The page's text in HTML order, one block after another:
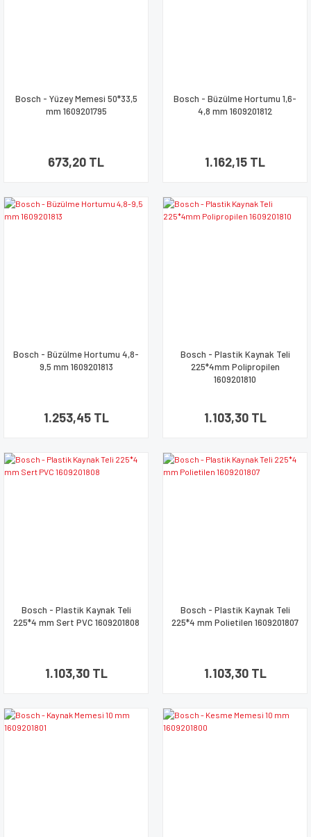
Bosch - Yüzey Memesi 50*33,5
mm 1609201795
673,20 TL
Bosch - Büzülme Hortumu 1,6-
4,8 mm 1609201812
1.162,15 TL
Bosch - Büzülme Hortumu 4,8-
9,5 mm 1609201813
1.253,45 TL
Bosch - Plastik Kaynak Teli
225*4mm Polipropilen
1609201810
1.103,30 TL
Bosch - Plastik Kaynak Teli
225*4 mm Sert PVC 1609201808
1.103,30 TL
Bosch - Plastik Kaynak Teli
225*4 mm Polietilen 1609201807
1.103,30 TL